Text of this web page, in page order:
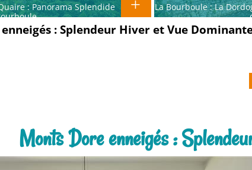
: Panorama Splendide
La Bourboule : La
: Splendeur Hiver et Vue
Monts Dore enneigés :